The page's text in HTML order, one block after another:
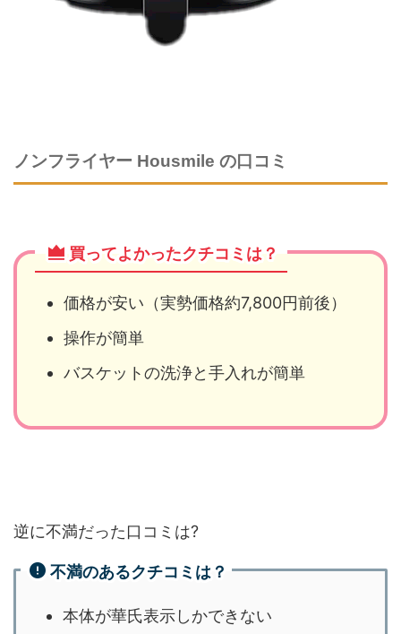
ノンフライヤー Housmile の口コミ
買ってよかったクチコミは？
価格が安い（実勢価格約7,800円前後）
操作が簡単
バスケットの洗浄と手入れが簡単
逆に不満だった口コミは?
不満のあるクチコミは？
本体が華氏表示しかできない